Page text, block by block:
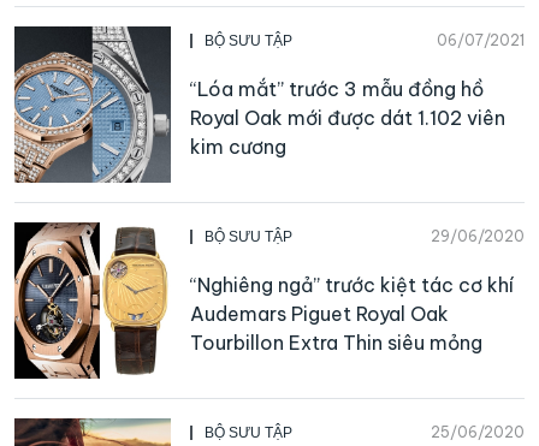
BỘ SƯU TẬP 06/07/2021
“Lóa mắt” trước 3 mẫu đồng hồ
Royal Oak mới được dát 1.102 viên
kim cương
BỘ SƯU TẬP 29/06/2020
“Nghiêng ngả” trước kiệt tác cơ khí
Audemars Piguet Royal Oak
Tourbillon Extra Thin siêu mỏng
BỘ SƯU TẬP 25/06/2020